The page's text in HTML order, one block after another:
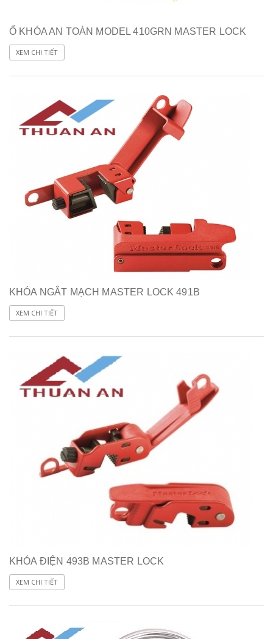
Ổ KHÓA AN TOÀN MODEL 410GRN MASTER LOCK
XEM CHI TIẾT
KHÓA NGẮT MẠCH MASTER LOCK 491B
XEM CHI TIẾT
KHÓA ĐIỆN 493B MASTER LOCK
XEM CHI TIẾT